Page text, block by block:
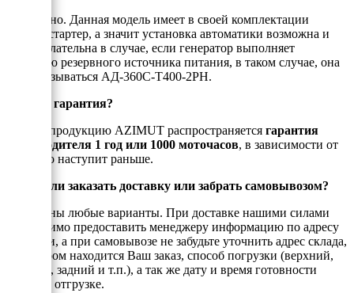
Да, можно. Данная модель имеет в своей комплектации
электростартер, а значит установка автоматики возможна и
даже желательна в случае, если генератор выполняет
функцию резервного источника питания, в таком случае, она
будет называться АД-360С-Т400-2РН.
Есть ли гарантия?
На всю продукцию AZIMUT распространяется гарантия
производителя 1 год или 1000 моточасов, в зависимости от
того, что наступит раньше.
Можно ли заказать доставку или забрать самовывозом?
Возможны любые варианты. При доставке нашими силами
необходимо предоставить менеджеру информацию по адресу
доставки, а при самовывозе не забудьте уточнить адрес склада,
на котором находится Ваш заказ, способ погрузки (верхний,
боковой, задний и т.п.), а так же дату и время готовности
товара к отгрузке.